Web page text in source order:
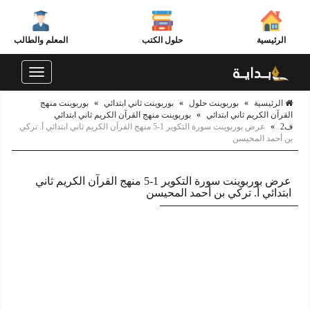
الرئيسية حلول الكتب المعلم والطالب
Toggle
الرئيسية » بوربوينت حلول » بوربوينت ثاني ابتدائي » بوربوينت منهج
القرآن الكريم ثاني ابتدائي » بوربوينت منهج القرآن الكريم ثاني ابتدائي
ف2
»
عرض بوربوينت سورة التكوير 1-5 منهج القرآن الكريم ثاني ابتدائي أ. تركي
بن أحمد المحيسن
عرض بوربوينت سورة التكوير 1-5 منهج القرآن الكريم ثاني
ابتدائي أ. تركي بن أحمد المحيسن